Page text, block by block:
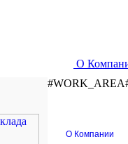
О
О Компании